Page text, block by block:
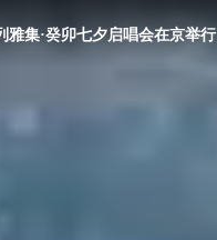
雅集·癸卯七夕启唱会在京举行